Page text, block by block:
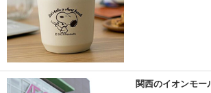
関西のイオンモー